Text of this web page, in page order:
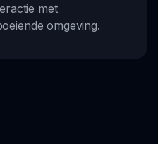
met
omgeving.